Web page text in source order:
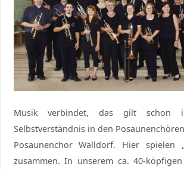
Musik verbindet, das gilt schon
Selbstverständnis in den
Posaunenchor Walldorf. Hier spielen
zusammen. In unserem ca. 40-